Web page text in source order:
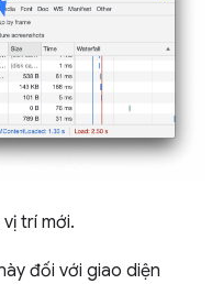
trí mới.
đối với giao diện